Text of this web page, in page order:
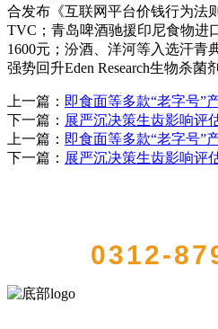
合发布《互联网平台价钱行为法
TVC；青岛啤酒驰援印尼食物进
1600元；汾酒、洋河等入选汗青
强势回升Eden Research生物杀菌
上一篇： 即食面等多款“老字号”
下一篇： 展严沉决策生齿影响评
上一篇： 即食面等多款“老字号”
下一篇： 展严沉决策生齿影响评
0312-